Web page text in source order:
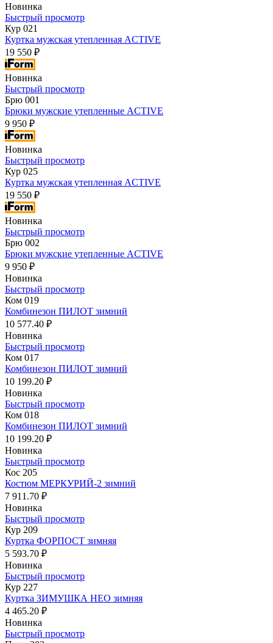
Новинка
Быстрый просмотр
Кур 021
Куртка мужская утепленная ACTIVE
19 550 ₽
Новинка
Быстрый просмотр
Брю 001
Брюки мужские утепленные ACTIVE
9 950 ₽
Новинка
Быстрый просмотр
Кур 025
Куртка мужская утепленная ACTIVE
19 550 ₽
Новинка
Быстрый просмотр
Брю 002
Брюки мужские утепленные ACTIVE
9 950 ₽
Новинка
Быстрый просмотр
Ком 019
Комбинезон ПИЛОТ зимний
10 577.40 ₽
Новинка
Быстрый просмотр
Ком 017
Комбинезон ПИЛОТ зимний
10 199.20 ₽
Новинка
Быстрый просмотр
Ком 018
Комбинезон ПИЛОТ зимний
10 199.20 ₽
Новинка
Быстрый просмотр
Кос 205
Костюм МЕРКУРИЙ-2 зимний
7 911.70 ₽
Новинка
Быстрый просмотр
Кур 209
Куртка ФОРПОСТ зимняя
5 593.70 ₽
Новинка
Быстрый просмотр
Кур 227
Куртка ЗИМУШКА НЕО зимняя
4 465.20 ₽
Новинка
Быстрый просмотр